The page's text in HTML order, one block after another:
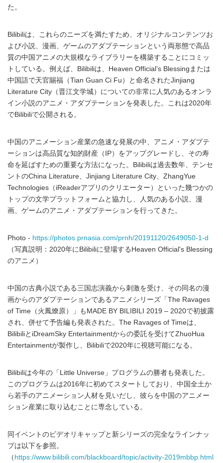
た。
Bilibiliは、これらのニーズを満たすため、オリジナルコンテンツお
よび小説、漫画、ゲームのアダプテーションという両形態で高品
質の中国アニメの大規模なライブラリーを構築することにコミッ
トしている。例えば、Bilibiliは、Heaven Official’s Blessingまたは
中国語で天官賜福（Tian Guan Ci Fu）と命名されたJinjiang
Literature City（晋江文学城）についての非常に人気のあるオンラ
イン小説のアニメ・アダプテーションを発表した。これは2020年
でBilibiliで公開される。
中国のアニメーション産業の急速な発展の中、アニメ・アダプテ
ーションは高品質な知的財産（IP）をアップグレードし、その寿
命を延ばすための重要な方法になった。Bilibiliは過去数年、テンセ
ントのChina Literature、Jinjiang Literature City、ZhangYue
Technologies（iReaderアプリのクリエーター）といった幾つかの
トップの文学プラットフォームと協力し、人気のある小説、漫
画、ゲームのアニメ・アダプテーションを行ってきた。
Photo - https://photos.prnasia.com/prnh/20191120/2649050-1-d
（写真説明：2020年にBilibiliに登場するHeaven Official's Blessing
のアニメ）
中国の古典小説である三国志演義から刺激を受け、その同名の漫
画からのアダプテーションであるアニメシリーズ「The Ravages
of Time（火鳳燎原）」もMADE BY BILIBILI 2019 – 2020で初披露
され、併せて予告編も発表された。The Ravages of Timeは、
BilibiliとiDreamSky Entertainmentからの委託を受けてZhuoHua
Entertainmentが製作し、Bilibiliで2020年に視聴可能になる。
Bilibiliは今年の「Little Universe」プログラムの勝者も発表した。
このプログラムは2016年に初めてスタートしており、中国全土か
ら若手のアニメーション人材を見いだし、彼らを中国のアニメー
ション産業に取り込むことに専念している。
同イベントのビデオリキャップと新シリーズの完全なラインナッ
プは以下を参照。
（ https://www.bilibili.com/blackboard/topic/activity-2019mbbp.html